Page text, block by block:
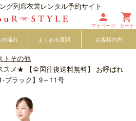
グ列席衣裳レンタル予約サイト

マイページ

カート
の流れ よくある質問 お客様の声
トその他
メ★ 【全国往復送料無料】 お呼ばれ
ブラック】9～11号